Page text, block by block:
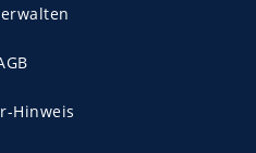
Hinweis